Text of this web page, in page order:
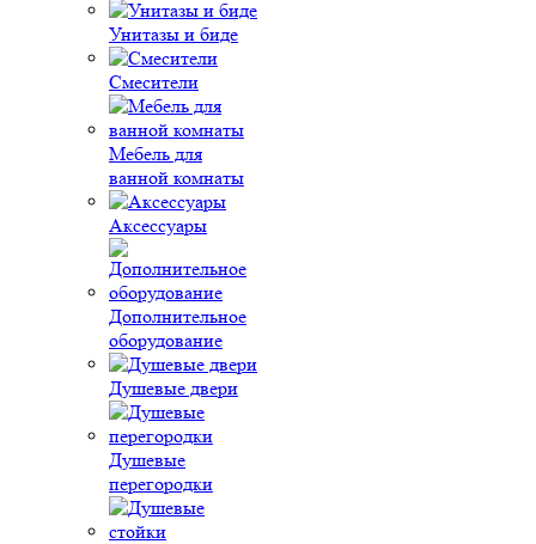
Унитазы и биде
Смесители
Мебель для
ванной комнаты
Аксессуары
Дополнительное
оборудование
Душевые двери
Душевые
перегородки